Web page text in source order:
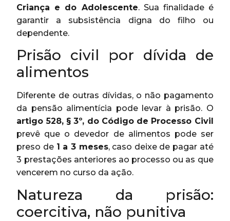
Criança e do Adolescente. Sua finalidade é
garantir a subsistência digna do filho ou
dependente.
Prisão civil por dívida de
alimentos
Diferente de outras dívidas, o não pagamento
da pensão alimentícia pode levar à prisão. O
artigo 528, § 3º, do Código de Processo Civil
prevê que o devedor de alimentos pode ser
preso de 1 a 3 meses, caso deixe de pagar até
3 prestações anteriores ao processo ou as que
vencerem no curso da ação.
Natureza da prisão:
coercitiva, não punitiva